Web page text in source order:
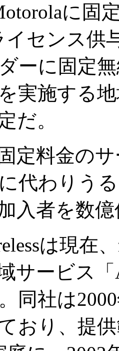
に固
イセンス供
ーに固定
実施する
だ。
定料金のサ
代わりう
入者を数
は現在
サービス
同社は
おり、提